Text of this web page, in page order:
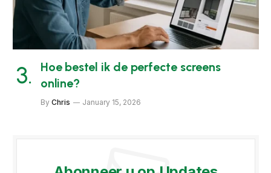
Hoe bestel ik de perfecte screens
online?
By Chris January 15, 2026